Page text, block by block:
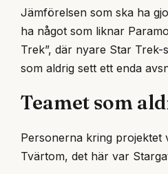
Jämförelsen som ska ha
ha något som liknar
Trek”, där nyare Star Trek-
som aldrig sett ett enda
Teamet som
Personerna kring projektet
Tvärtom, det här var